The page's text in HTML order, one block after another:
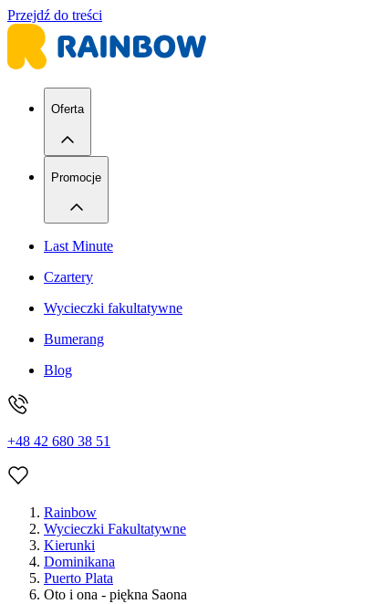
Przejdź do treści
Oferta
Promocje
Last Minute
Czartery
Wycieczki fakultatywne
Bumerang
Blog
+48 42 680 38 51
Rainbow
Wycieczki Fakultatywne
Kierunki
Dominikana
Puerto Plata
Oto i ona - piękna Saona